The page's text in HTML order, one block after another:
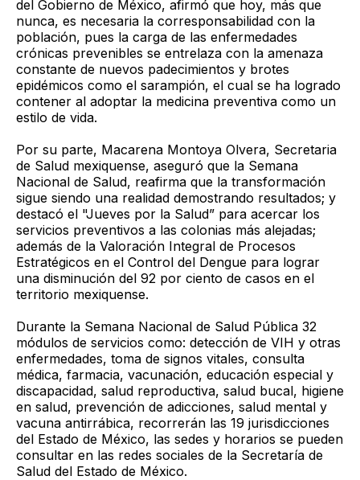
del Gobierno de México, afirmó que hoy, más que
nunca, es necesaria la corresponsabilidad con la
población, pues la carga de las enfermedades
crónicas prevenibles se entrelaza con la amenaza
constante de nuevos padecimientos y brotes
epidémicos como el sarampión, el cual se ha logrado
contener al adoptar la medicina preventiva como un
estilo de vida.
Por su parte, Macarena Montoya Olvera, Secretaria
de Salud mexiquense, aseguró que la Semana
Nacional de Salud, reafirma que la transformación
sigue siendo una realidad demostrando resultados; y
destacó el "Jueves por la Salud” para acercar los
servicios preventivos a las colonias más alejadas;
además de la Valoración Integral de Procesos
Estratégicos en el Control del Dengue para lograr
una disminución del 92 por ciento de casos en el
territorio mexiquense.
Durante la Semana Nacional de Salud Pública 32
módulos de servicios como: detección de VIH y otras
enfermedades, toma de signos vitales, consulta
médica, farmacia, vacunación, educación especial y
discapacidad, salud reproductiva, salud bucal, higiene
en salud, prevención de adicciones, salud mental y
vacuna antirrábica, recorrerán las 19 jurisdicciones
del Estado de México, las sedes y horarios se pueden
consultar en las redes sociales de la Secretaría de
Salud del Estado de México.